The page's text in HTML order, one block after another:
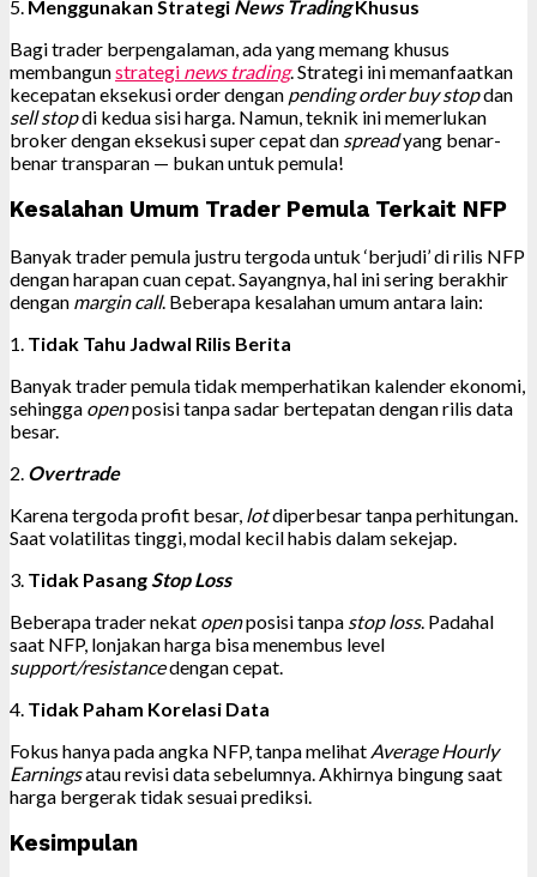
5. Menggunakan Strategi News TradingKhusus
Bagi trader berpengalaman, ada yang memang khusus
membangunstrategi news trading. Strategi ini memanfaatkan
kecepatan eksekusi order dengan pending order buy stopdan
sell stopdi kedua sisi harga. Namun, teknik ini memerlukan
broker dengan eksekusi super cepat dan spreadyang benar-
benar transparan — bukan untuk pemula!
Kesalahan Umum Trader Pemula Terkait NFP
Banyak trader pemula justru tergoda untuk ‘berjudi’ di rilis NFP
dengan harapan cuan cepat. Sayangnya, hal ini sering berakhir
dengan margin call. Beberapa kesalahan umum antara lain:
1. Tidak Tahu Jadwal Rilis Berita
Banyak trader pemula tidak memperhatikan kalender ekonomi,
sehingga openposisi tanpa sadar bertepatan dengan rilis data
besar.
2. Overtrade
Karena tergoda profit besar, lotdiperbesar tanpa perhitungan.
Saat volatilitas tinggi, modal kecil habis dalam sekejap.
3. Tidak PasangStop Loss
Beberapa trader nekat openposisi tanpa stop loss. Padahal
saat NFP, lonjakan harga bisa menembus level
support/resistancedengan cepat.
4. Tidak Paham Korelasi Data
Fokus hanya pada angka NFP, tanpa melihat Average Hourly
Earningsatau revisi data sebelumnya. Akhirnya bingung saat
harga bergerak tidak sesuai prediksi.
Kesimpulan